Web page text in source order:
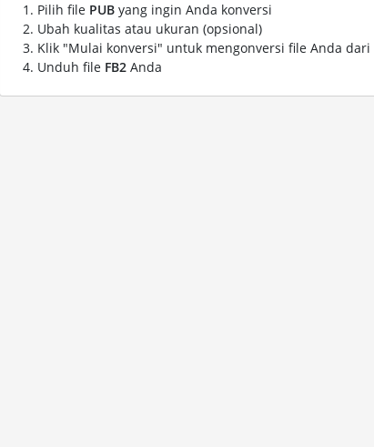
Pilih file PUB yang ingin Anda konversi
Ubah kualitas atau ukuran (opsional)
Klik "Mulai konversi" untuk mengonversi file Anda dari
Unduh file FB2 Anda